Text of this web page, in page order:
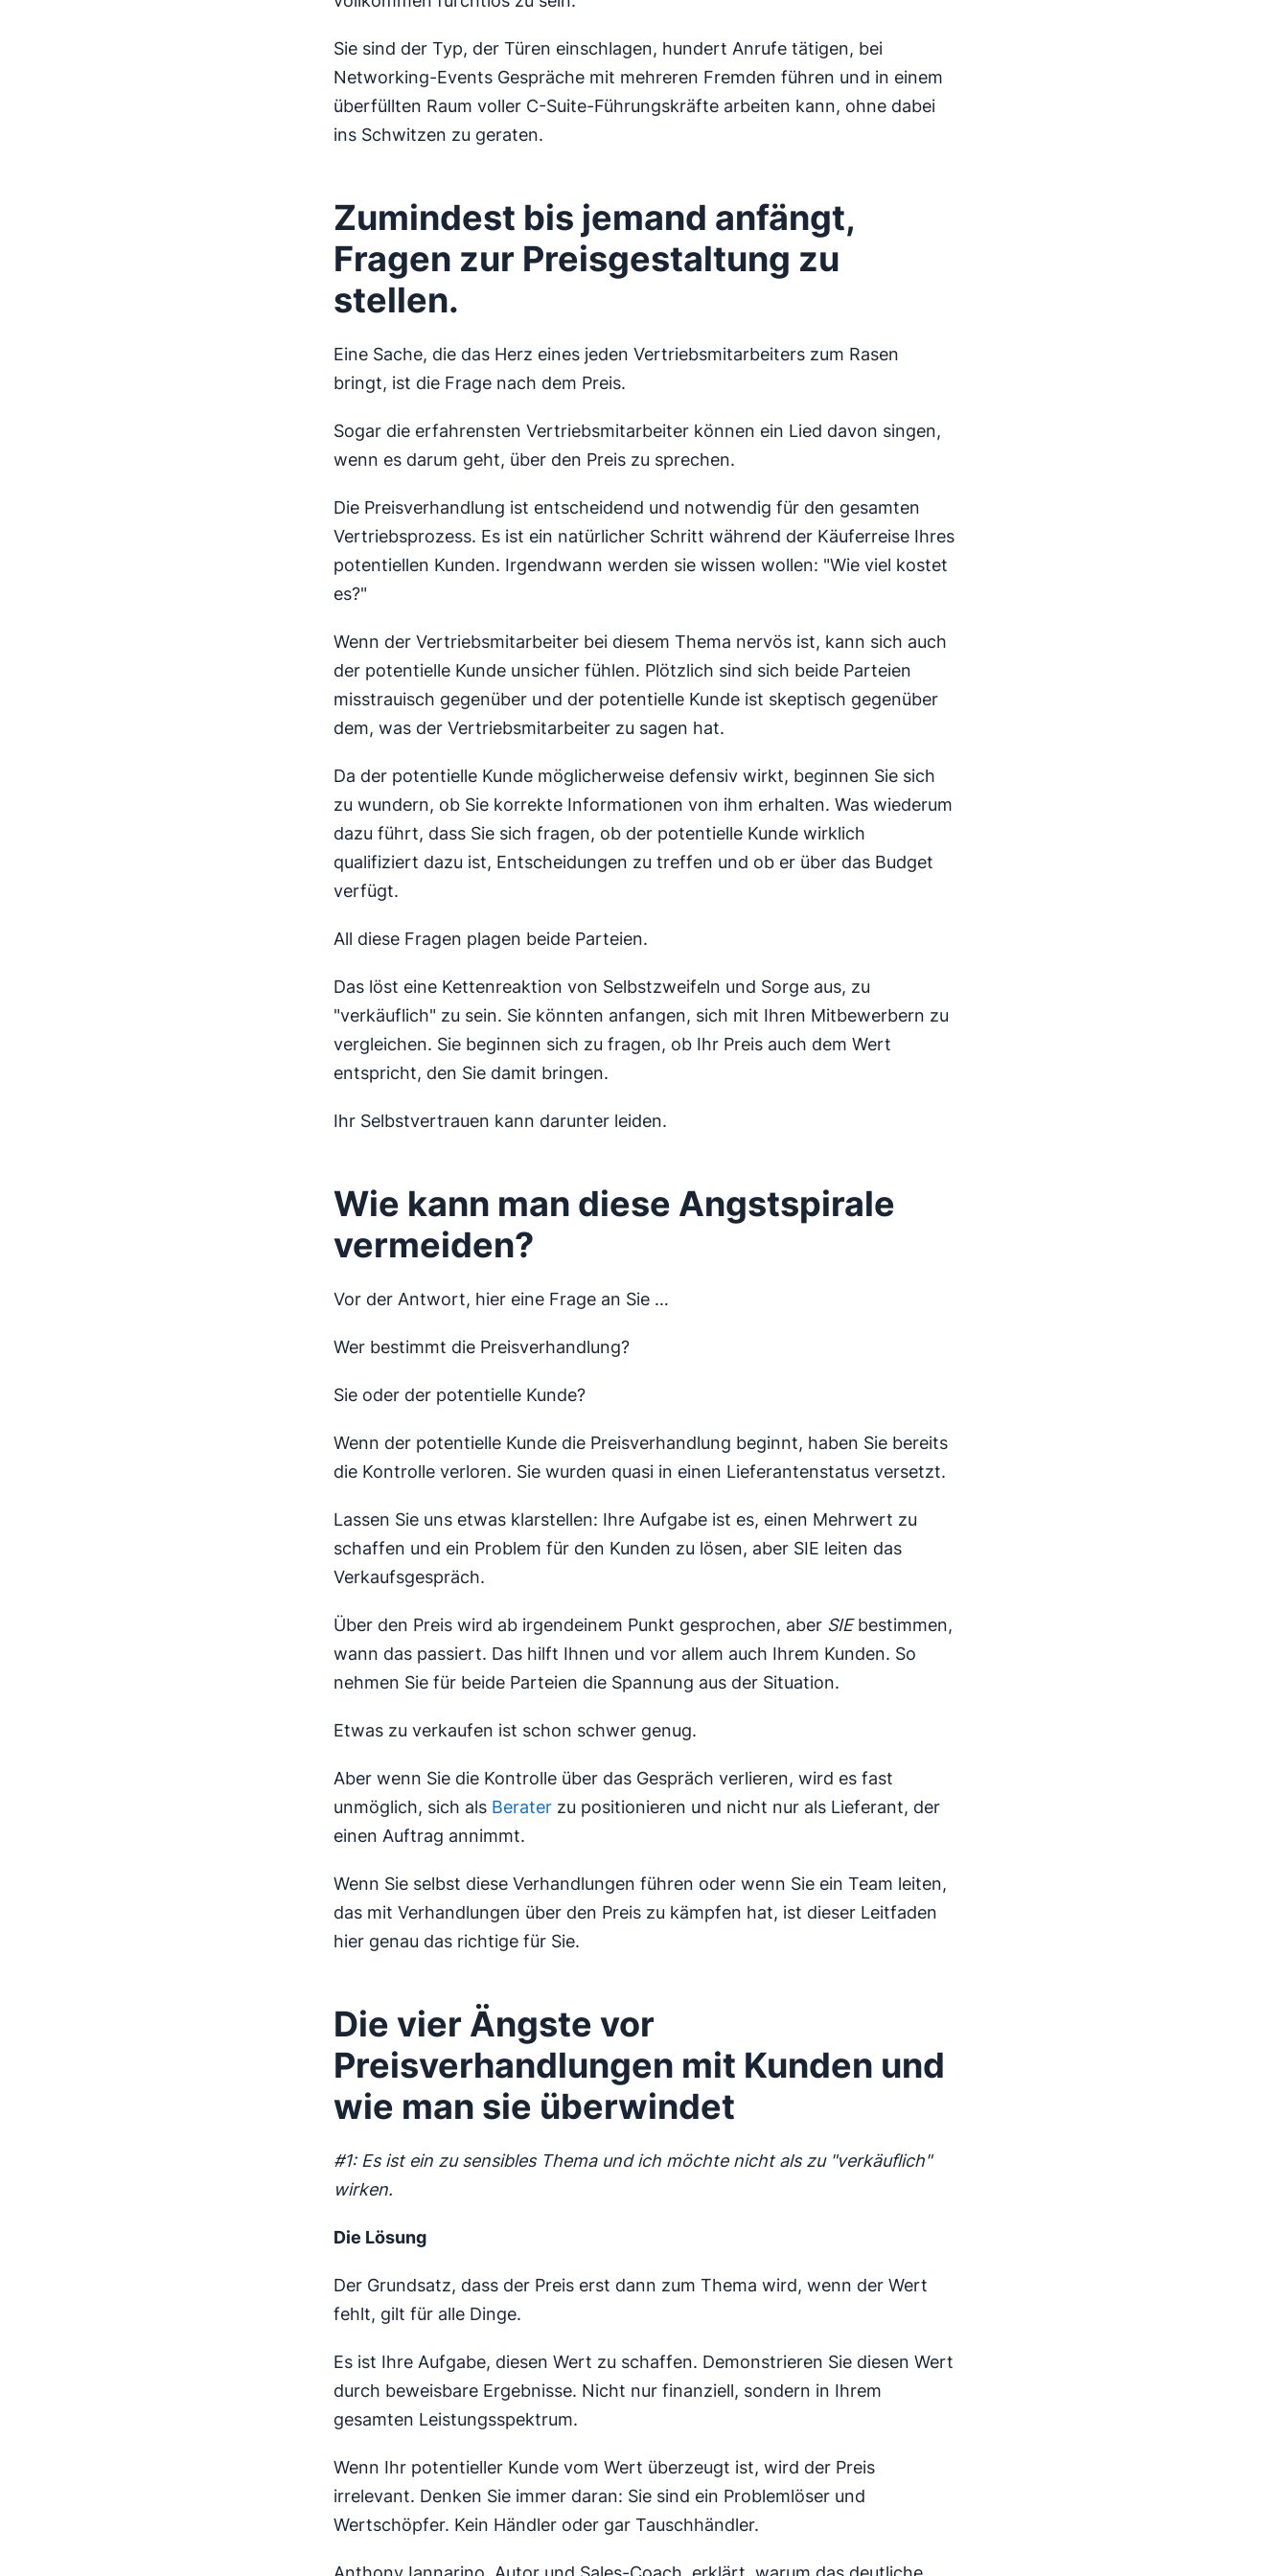
Sie sind der Typ, der Türen einschlagen, hundert Anrufe tätigen, bei
Networking-Events Gespräche mit mehreren Fremden führen und in einem
überfüllten Raum voller C-Suite-Führungskräfte arbeiten kann, ohne dabei
ins Schwitzen zu geraten.
Zumindest bis jemand anfängt,
Fragen zur Preisgestaltung zu
stellen.
Eine Sache, die das Herz eines jeden Vertriebsmitarbeiters zum Rasen
bringt, ist die Frage nach dem Preis.
Sogar die erfahrensten Vertriebsmitarbeiter können ein Lied davon singen,
wenn es darum geht, über den Preis zu sprechen.
Die Preisverhandlung ist entscheidend und notwendig für den gesamten
Vertriebsprozess. Es ist ein natürlicher Schritt während der Käuferreise Ihres
potentiellen Kunden. Irgendwann werden sie wissen wollen: "Wie viel kostet
es?"
Wenn der Vertriebsmitarbeiter bei diesem Thema nervös ist, kann sich auch
der potentielle Kunde unsicher fühlen. Plötzlich sind sich beide Parteien
misstrauisch gegenüber und der potentielle Kunde ist skeptisch gegenüber
dem, was der Vertriebsmitarbeiter zu sagen hat.
Da der potentielle Kunde möglicherweise defensiv wirkt, beginnen Sie sich
zu wundern, ob Sie korrekte Informationen von ihm erhalten. Was wiederum
dazu führt, dass Sie sich fragen, ob der potentielle Kunde wirklich
qualifiziert dazu ist, Entscheidungen zu treffen und ob er über das Budget
verfügt.
All diese Fragen plagen beide Parteien.
Das löst eine Kettenreaktion von Selbstzweifeln und Sorge aus, zu
"verkäuflich" zu sein. Sie könnten anfangen, sich mit Ihren Mitbewerbern zu
vergleichen. Sie beginnen sich zu fragen, ob Ihr Preis auch dem Wert
entspricht, den Sie damit bringen.
Ihr Selbstvertrauen kann darunter leiden.
Wie kann man diese Angstspirale
vermeiden?
Vor der Antwort, hier eine Frage an Sie …
Wer bestimmt die Preisverhandlung?
Sie oder der potentielle Kunde?
Wenn der potentielle Kunde die Preisverhandlung beginnt, haben Sie bereits
die Kontrolle verloren. Sie wurden quasi in einen Lieferantenstatus versetzt.
Lassen Sie uns etwas klarstellen: Ihre Aufgabe ist es, einen Mehrwert zu
schaffen und ein Problem für den Kunden zu lösen, aber SIE leiten das
Verkaufsgespräch.
Über den Preis wird ab irgendeinem Punkt gesprochen, aber SIEbestimmen,
wann das passiert. Das hilft Ihnen und vor allem auch Ihrem Kunden. So
nehmen Sie für beide Parteien die Spannung aus der Situation.
Etwas zu verkaufen ist schon schwer genug.
Aber wenn Sie die Kontrolle über das Gespräch verlieren, wird es fast
unmöglich, sich als Berater zu positionieren und nicht nur als Lieferant, der
einen Auftrag annimmt.
Wenn Sie selbst diese Verhandlungen führen oder wenn Sie ein Team leiten,
das mit Verhandlungen über den Preis zu kämpfen hat, ist dieser Leitfaden
hier genau das richtige für Sie.
Die vier Ängste vor
Preisverhandlungen mit Kunden und
wie man sie überwindet
#1: Es ist ein zu sensibles Thema und ich möchte nicht als zu "verkäuflich"
wirken.
Die Lösung
Der Grundsatz, dass der Preis erst dann zum Thema wird, wenn der Wert
fehlt, gilt für alle Dinge.
Es ist Ihre Aufgabe, diesen Wert zu schaffen. Demonstrieren Sie diesen Wert
durch beweisbare Ergebnisse. Nicht nur finanziell, sondern in Ihrem
gesamten Leistungsspektrum.
Wenn Ihr potentieller Kunde vom Wert überzeugt ist, wird der Preis
irrelevant. Denken Sie immer daran: Sie sind ein Problemlöser und
Wertschöpfer. Kein Händler oder gar Tauschhändler.